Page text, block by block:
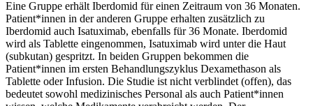
Eine Gruppe erhält Iberdomid für einen Zeitraum von 36 Monaten.
Patient*innen in der anderen Gruppe erhalten zusätzlich zu
Iberdomid auch Isatuximab, ebenfalls für 36 Monate. Iberdomid
wird als Tablette eingenommen, Isatuximab wird unter die Haut
(subkutan) gespritzt. In beiden Gruppen bekommen die
Patient*innen im ersten Behandlungszyklus Dexamethason als
Tablette oder Infusion. Die Studie ist nicht verblindet (offen), das
bedeutet sowohl medizinisches Personal als auch Patient*innen